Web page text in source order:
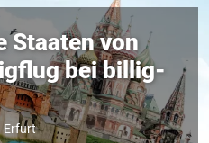
Staaten von
bei billig-
Erfurt